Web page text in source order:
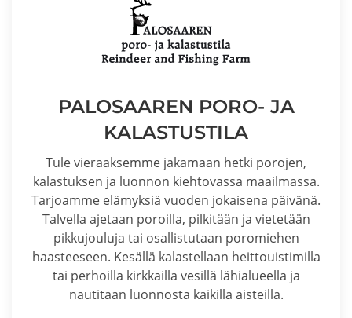
PALOSAAREN PORO- JA
KALASTUSTILA
Tule vieraaksemme jakamaan hetki porojen,
kalastuksen ja luonnon kiehtovassa maailmassa.
Tarjoamme elämyksiä vuoden jokaisena päivänä.
Talvella ajetaan poroilla, pilkitään ja vietetään
pikkujouluja tai osallistutaan poromiehen
haasteeseen. Kesällä kalastellaan heittouistimilla
tai perhoilla kirkkailla vesillä lähialueella ja
nautitaan luonnosta kaikilla aisteilla.